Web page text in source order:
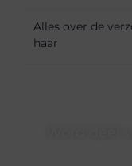
Alles over de
haar